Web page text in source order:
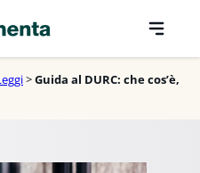
>Guida al DURC: che cos’è,